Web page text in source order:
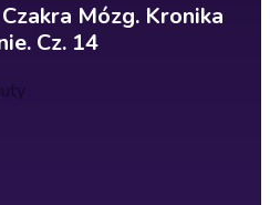
Mózg. Kronika
Cz. 14